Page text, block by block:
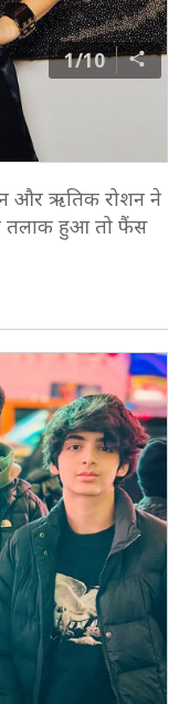
1/10
और ऋतिक रोशन ने
तलाक हुआ तो फैंस